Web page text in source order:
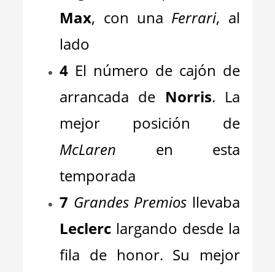
Max, con una Ferrari, al
lado
4 El número de cajón de
arrancada de Norris. La
mejor posición de
McLaren en esta
temporada
7 Grandes Premios llevaba
Leclerc largando desde la
fila de honor. Su mejor